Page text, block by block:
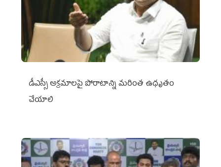
డీఎస్సీ అక్రమాలపై పోరాటాన్ని మరింత ఉధృతం
చేయాలి